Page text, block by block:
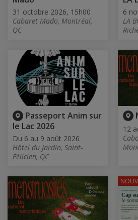
31 octobre 2026, 15h00
Cabaret Mado, Montréal,
QC
6
LA
Passeport Anim sur
le Lac 2026
Du 6 au 9 août 2026
Hôtel du Jardin, Saint-
Félicien, QC
12